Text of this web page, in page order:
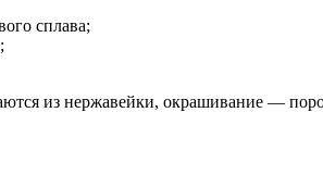
сплава;
из нержавейки, окрашивание —